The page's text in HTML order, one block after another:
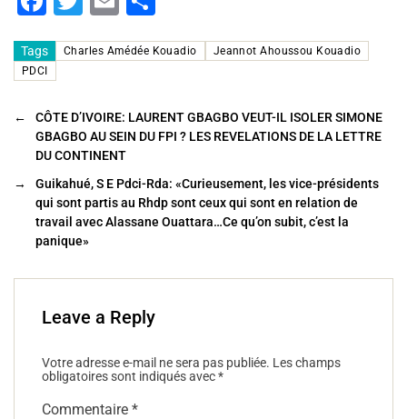
c
e
b
o
o
k
tt ai ta
er
Tags Charles Amédée Kouadio
Jeannot Ahoussou Kouadio
PDCI
←
CÔTE D’IVOIRE: LAURENT GBAGBO VEUT-IL ISOLER SIMONE
GBAGBO AU SEIN DU FPI ? LES REVELATIONS DE LA LETTRE
DU CONTINENT
→
Guikahué, S E Pdci-Rda: «Curieusement, les vice-présidents
qui sont partis au Rhdp sont ceux qui sont en relation de
travail avec Alassane Ouattara…Ce qu’on subit, c’est la
panique»
Leave a Reply
Votre adresse e-mail ne sera pas publiée. Les champs
obligatoires sont indiqués avec*
Commentaire *